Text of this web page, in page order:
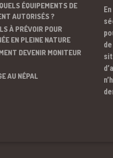
ÉQUIPEMENTS DE
AUTORISÉS ?
À PRÉVOIR POUR
EN PLEINE NATURE
DEVENIR MONITEUR
AU NÉPAL